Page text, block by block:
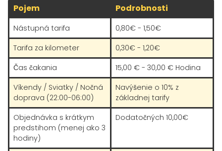
Pojem Podrobnosti
Nástupná tarifa
0,80€ - 1,50€
Tarifa za kilometer
0,30€ - 1,20€
Čas čakania
15,00 € - 30,00 € Hodina
Víkendy / Sviatky / Nočná
doprava (22:00-06:00)
Navýšenie o 10% z
základnej tarify
Objednávka s krátkym
predstihom (menej ako 3
hodiny)
Dodatočných 10,00€